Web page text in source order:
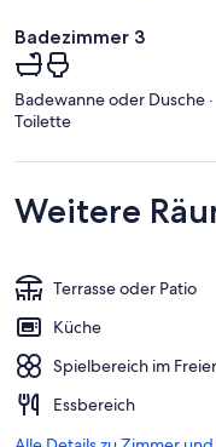
Badezimmer 3
Badewanne oder Dusche ·
Toilette
Weitere
Terrasse oder Patio
Küche
Spielbereich im
Essbereich